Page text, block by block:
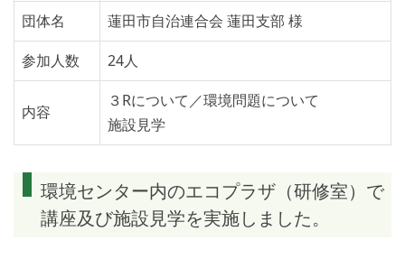
団体名
蓮田市自治連合会 蓮田支部 様
参加人数
24人
内容
３Rについて／環境問題について
施設見学
環境センター内のエコプラザ（研修室）で
講座及び施設見学を実施しました。